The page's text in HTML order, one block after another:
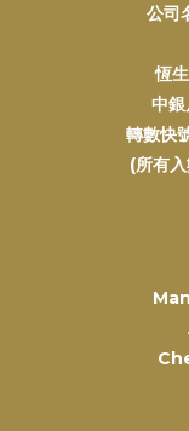
公
恆
中
轉數快
(所有